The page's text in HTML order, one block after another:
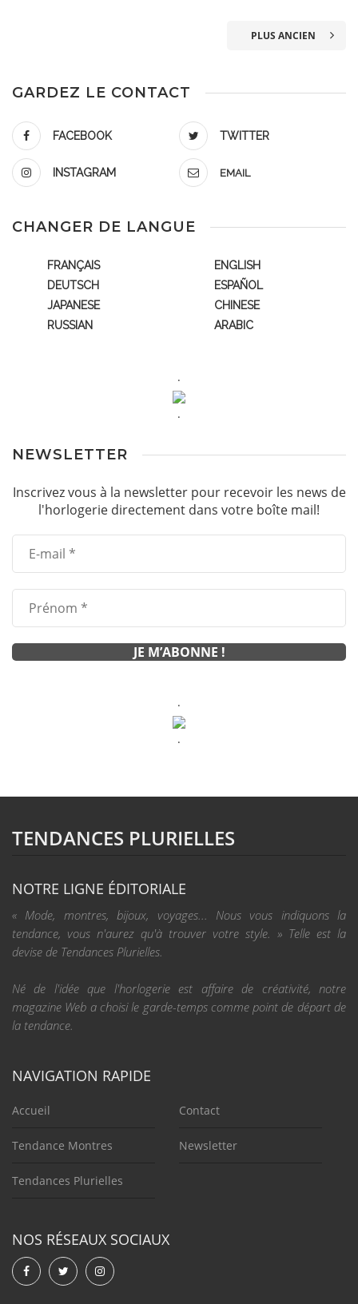
PLUS ANCIEN
GARDEZ LE CONTACT
FACEBOOK TWITTER
INSTAGRAM EMAIL
CHANGER DE LANGUE
FRANÇAIS
ENGLISH
DEUTSCH
ESPAÑOL
JAPANESE
CHINESE
RUSSIAN
ARABIC
.
.
NEWSLETTER
Inscrivez vous à la newsletter pour recevoir les news de
l'horlogerie directement dans votre boîte mail!
.
.
TENDANCES PLURIELLES
NOTRE LIGNE ÉDITORIALE
« Mode, montres, bijoux, voyages... Nous vous indiquons la
tendance, vous n'aurez qu'à trouver votre style. » Telle est la
devise de Tendances Plurielles.
Né de l'idée que l'horlogerie est affaire de créativité, notre
magazine Web a choisi le garde-temps comme point de départ de
la tendance.
NAVIGATION RAPIDE
Accueil
Tendance Montres
Tendances Plurielles
Contact
Newsletter
NOS RÉSEAUX SOCIAUX